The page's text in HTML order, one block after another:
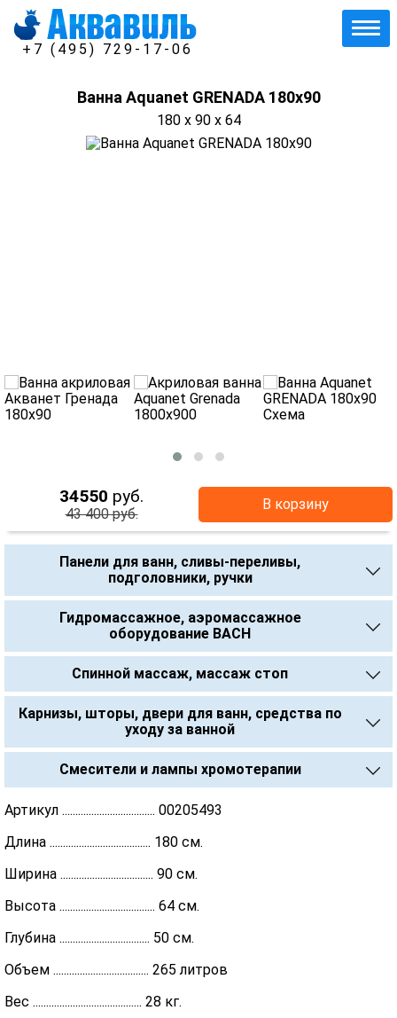
+7 (495) 729-17-06
Ванна Aquanet GRENADA 180х90
180 x 90 x 64
34550 руб.
43 400 руб.
В корзину
Панели для ванн, сливы-переливы,
подголовники, ручки
Гидромассажное, аэромассажное
оборудование BACH
Спинной массаж, массаж стоп
Карнизы, шторы, двери для ванн, средства по
уходу за ванной
Смесители и лампы хромотерапии
Артикул ................................... 00205493
Длина ...................................... 180 см.
Ширина ................................... 90 см.
Высота .................................... 64 см.
Глубина .................................. 50 см.
Объем .................................... 265 литров
Вес ......................................... 28 кг.